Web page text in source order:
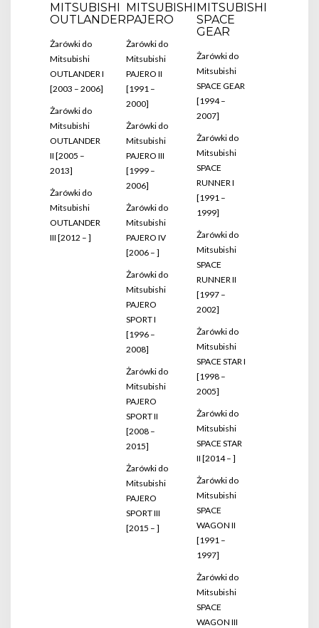
MITSUBISHI
OUTLANDER
Żarówki do
Mitsubishi
OUTLANDER I
[2003 – 2006]
Żarówki do
Mitsubishi
OUTLANDER
II [2005 –
2013]
Żarówki do
Mitsubishi
OUTLANDER
III [2012 – ]
MITSUBISHI
PAJERO
Żarówki do
Mitsubishi
PAJERO II
[1991 –
2000]
Żarówki do
Mitsubishi
PAJERO III
[1999 –
2006]
Żarówki do
Mitsubishi
PAJERO IV
[2006 – ]
Żarówki do
Mitsubishi
PAJERO
SPORT I
[1996 –
2008]
Żarówki do
Mitsubishi
PAJERO
SPORT II
[2008 –
2015]
Żarówki do
Mitsubishi
PAJERO
SPORT III
[2015 – ]
MITSUBISHI
SPACE
GEAR
Żarówki do
Mitsubishi
SPACE GEAR
[1994 –
2007]
Żarówki do
Mitsubishi
SPACE
RUNNER I
[1991 –
1999]
Żarówki do
Mitsubishi
SPACE
RUNNER II
[1997 –
2002]
Żarówki do
Mitsubishi
SPACE STAR I
[1998 –
2005]
Żarówki do
Mitsubishi
SPACE STAR
II [2014 – ]
Żarówki do
Mitsubishi
SPACE
WAGON II
[1991 –
1997]
Żarówki do
Mitsubishi
SPACE
WAGON III